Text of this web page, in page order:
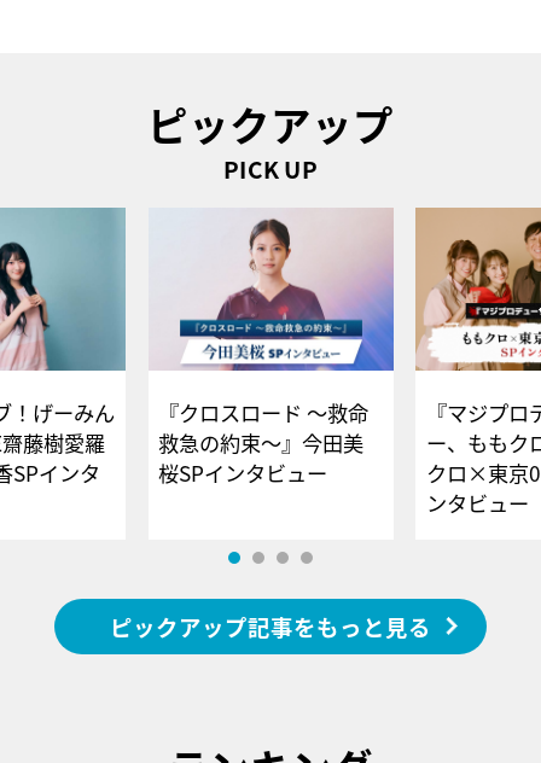
ピックアップ
PICK UP
！げーみん
藤樹愛羅
SPインタ
『クロスロード ～救命
救急の約束～』今田美
桜SPインタビュー
『マジプロ
ー、ももク
クロ×東京
ンタビュー
ピックアップ記事をもっと見る